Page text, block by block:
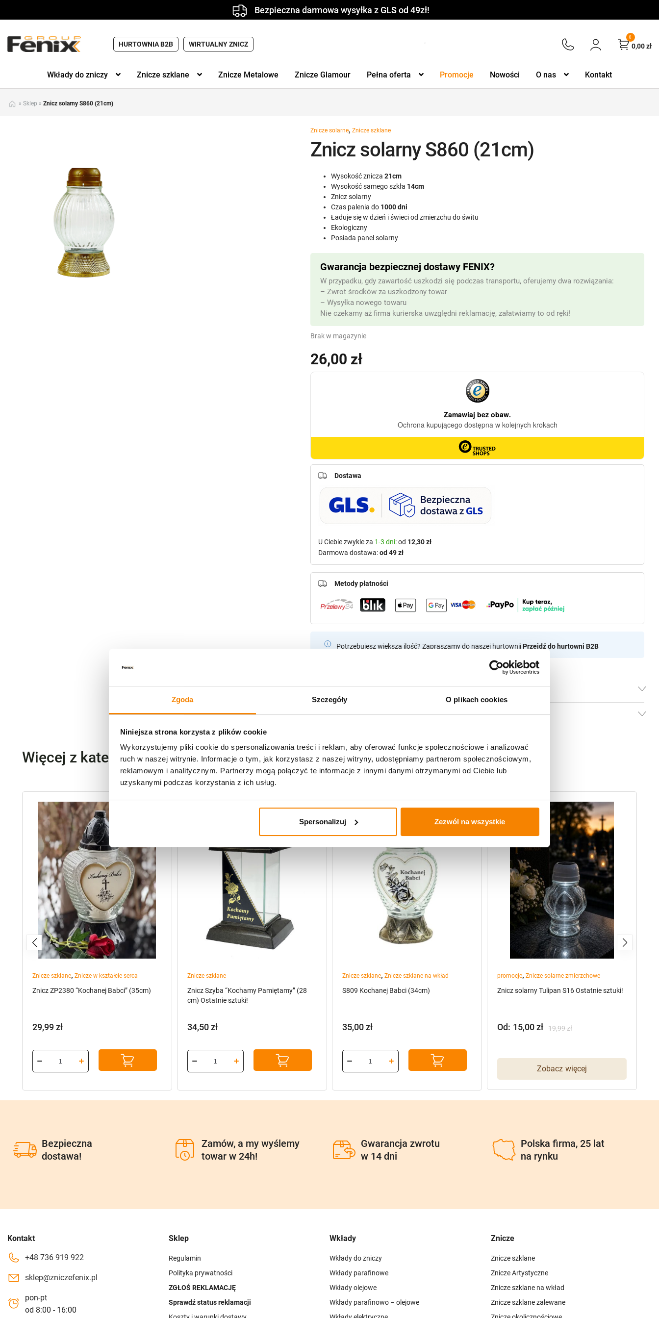
Zgoda Szczegóły O plikach cookies
Niniejsza strona korzysta z plików cookie
Wykorzystujemy pliki cookie do spersonalizowania treści i reklam, aby oferować funkcje społecznościowe i analizować
ruch w naszej witrynie. Informacje o tym, jak korzystasz z naszej witryny, udostępniamy partnerom społecznościowym,
reklamowym i analitycznym. Partnerzy mogą połączyć te informacje z innymi danymi otrzymanymi od Ciebie lub
uzyskanymi podczas korzystania z ich usług.
Spersonalizuj Zezwól na wszystkie
Bezpieczna darmowa wysyłka z GLS od 49zł!
HURTOWNIA B2B WIRTUALNY ZNICZ
0
0,00zł
Wkłady do zniczy Znicze szklane Znicze Metalowe Znicze Glamour Pełna oferta Promocje Nowości O nas Kontakt
» Sklep » Znicz solarny S860 (21cm)
Znicze solarne,Znicze szklane
Znicz solarny S860 (21cm)
26,00 zł
Wysokość znicza21cm
Wysokość samego szkła 14cm
Znicz solarny
Czas palenia do 1000 dni
Ładuje się w dzień i świeci od zmierzchu do świtu
Ekologiczny
Posiada panel solarny
Brak w magazynie
Gwarancja bezpiecznej dostawy FENIX?
W przypadku, gdy zawartość uszkodzi się podczas transportu, oferujemy dwa rozwiązania:
– Zwrot środków za uszkodzony towar
– Wysyłka nowego towaru
Nie czekamy aż firma kurierska uwzględni reklamację, załatwiamy to od ręki!
Potrzebujesz większą ilość? Zapraszamy do naszej hurtowniiPrzejdź do hurtowni B2B
Dostawa
U Ciebie zwykle za 1-3 dni: od 12,30 zł
Darmowa dostawa:od 49 zł
Metody płatności
Specyfikacja
Opinie klientów
Więcej z kategorii Znicze szklane
Znicze szklane, Znicze w kształcie serca
Znicz ZP2380 “Kochanej Babci” (35cm)
29,99zł
Znicze szklane
Znicz Szyba “Kochamy Pamiętamy” (28
cm) Ostatnie sztuki!
34,50zł
Znicze szklane, Znicze szklane na wkład
S809 Kochanej Babci (34cm)
35,00zł
promocje, Znicze solarne zmierzchowe
Znicz solarny Tulipan S16 Ostatnie sztuki!
-20%
Zobacz więcej
19,99zł
Od: 15,00zł
Bezpieczna
dostawa!
Zamów, a my wyślemy
towar w 24h!
Gwarancja zwrotu
w 14 dni
Polska firma, 25 lat
na rynku
Kontakt
+48 736 919 922
sklep@zniczefenix.pl
pon-pt
od 8:00 - 16:00
Sklep
Regulamin
Polityka prywatności
ZGŁOŚ REKLAMACJĘ
Sprawdź status reklamacji
Wkłady
Wkłady do zniczy
Wkłady parafinowe
Wkłady olejowe
Wkłady parafinowo – olejowe
Znicze
Znicze szklane
Znicze Artystyczne
Znicze szklane na wkład
Znicze szklane zalewane